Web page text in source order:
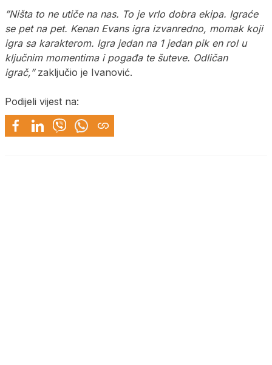
”Ništa to ne utiče na nas. To je vrlo dobra ekipa. Igraće
se pet na pet. Kenan Evans igra izvanredno, momak koji
igra sa karakterom. Igra jedan na 1 jedan pik en rol u
ključnim momentima i pogađa te šuteve. Odličan
igrač,” zaključio je Ivanović.
Podijeli vijest na: